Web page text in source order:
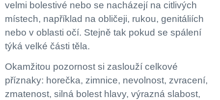
velmi bolestivé nebo se nacházejí na citlivých
místech, například na obličeji, rukou, genitáliích
nebo v oblasti očí. Stejně tak pokud se spálení
týká velké části těla.
Okamžitou pozornost si zaslouží celkové
příznaky: horečka, zimnice, nevolnost, zvracení,
zmatenost, silná bolest hlavy, výrazná slabost,